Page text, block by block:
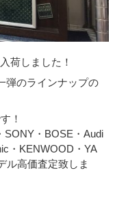
荷しました！
弾のラインナップの
！
SONY・BOSE・Audi
・KENWOOD・YA
ル高価査定致しま